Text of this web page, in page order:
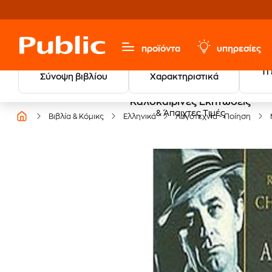
προϊόντα υπηρεσίες
Σύνοψη βιβλίου Χαρακτηριστικά
Τι
Καλοκαιρινές Εκπτώσεις
& Άπαιχτες Τιμές
Βιβλία & Κόμικς Ελληνικά Λογοτεχνία - Ποίηση